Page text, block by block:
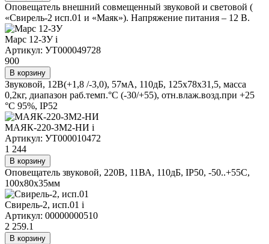
Оповещатель внешний совмещенный звуковой и световой (
«Свирель-2 исп.01 и «Маяк»). Напряжение питания – 12 В.
Марс 12-ЗУi
Артикул: УТ000049728
900
В корзину
Звуковой, 12В(+1,8 /-3,0), 57мА, 110дБ, 125x78x31,5, масса
0,2кг, диапазон раб.темп.°С (-30/+55), отн.влаж.возд.при +25
°С 95%, IP52
МАЯК-220-ЗМ2-НИ i
Артикул: УТ000010472
1 244
В корзину
Оповещатель звуковой, 220В, 11ВА, 110дБ, IP50, -50..+55С,
100х80х35мм
Свирель-2, исп.01 i
Артикул: 00000000510
2 259.1
В корзину